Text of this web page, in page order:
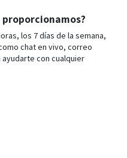
los 7 días de la semana,
chat en vivo, correo
con cualquier